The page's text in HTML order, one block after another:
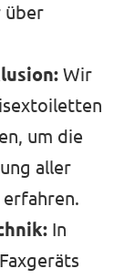
über
Wir
um die
aller
.
In